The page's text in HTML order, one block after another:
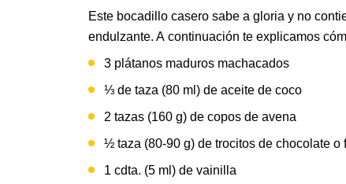
Este bocadillo casero sabe a gloria y no
endulzante. A continuación te explicamos
3 plátanos maduros machacados
⅓ de taza (80 ml) de aceite de coco
2 tazas (160 g) de copos de avena
½ taza (80-90 g) de trocitos de chocolate o
1 cdta. (5 ml) de vainilla